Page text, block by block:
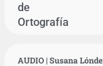
de
Ortografía
AUDIO | Susana